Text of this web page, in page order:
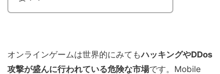
オンラインゲームは世界的にみてもハッキングやDDos
攻撃が盛んに行われている危険な市場です。Mobile